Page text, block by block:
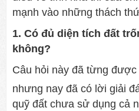
mạnh vào những thách
1. Có đủ diện tích đất
không?
Câu hỏi này đã từng
nhưng nay đã có lời giải
quỹ đất chưa sử dụng cả